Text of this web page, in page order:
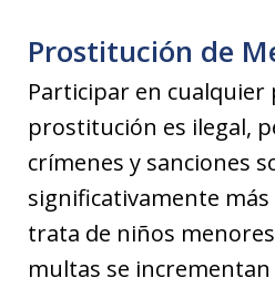
Prostitución de
Participar en cualquier
prostitución es ilegal,
crímenes y sanciones
significativamente más
trata de niños
multas se